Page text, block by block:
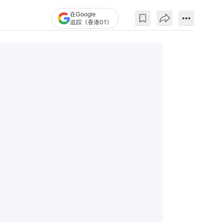
在Google
追踪《香港01》